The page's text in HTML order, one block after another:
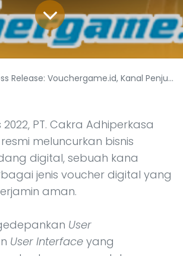
Vouchergame.id, Kanal Penjualan Berbagai Jenis Voucher Digital Telah Resmi Diluncurkan
PT. Cakra Adhiperkasa
meluncurkan bisnis
digital, sebuah kana
jenis voucher digital yang
aman.
User
User Interface yang